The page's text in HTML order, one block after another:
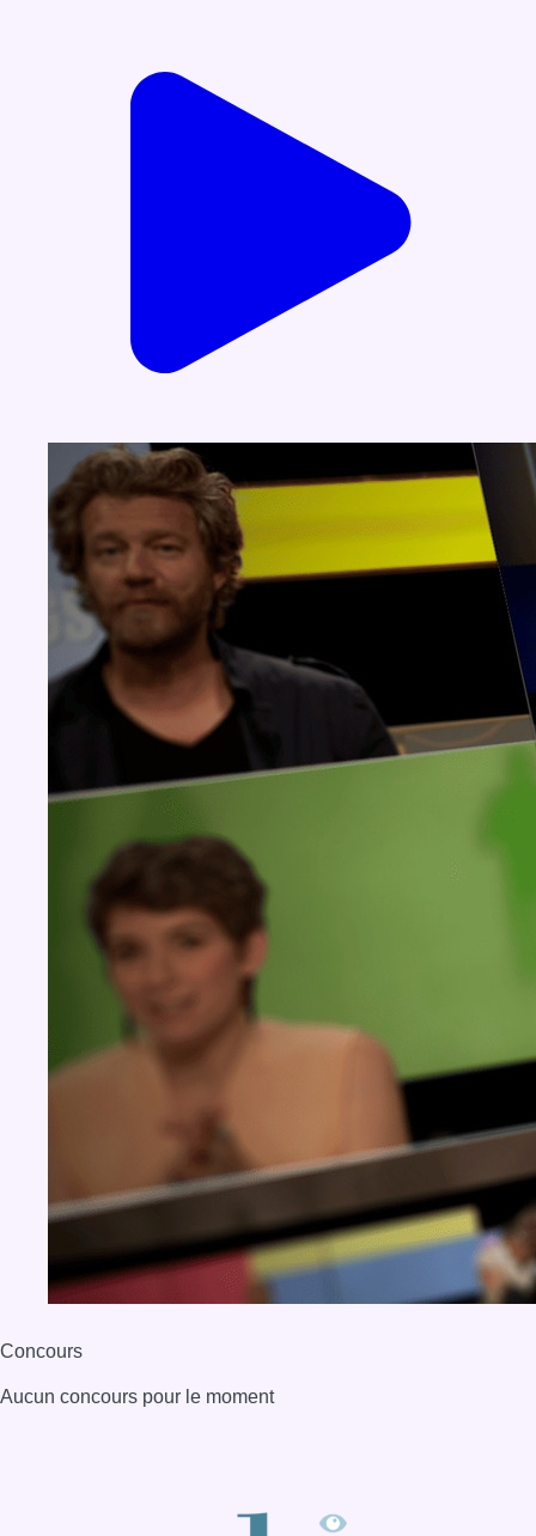
Concours
Aucun concours pour le moment